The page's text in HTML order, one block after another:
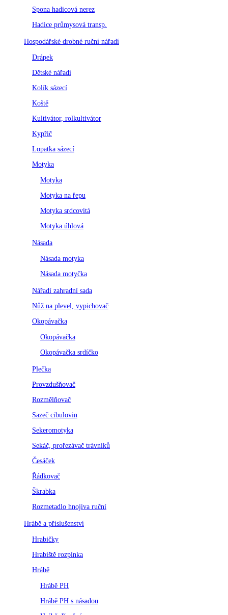
Spona hadicová nerez
Hadice průmysová transp.
Hospodářské drobné ruční nářadí
Drápek
Dětské nářadí
Kolík sázecí
Koště
Kultivátor, rolkultivátor
Kypřič
Lopatka sázecí
Motyka
Motyka
Motyka na řepu
Motyka srdcovitá
Motyka úhlová
Násada
Násada motyka
Násada motyčka
Nářadí zahradní sada
Nůž na plevel, vypichovač
Okopávačka
Okopávačka
Okopávačka srdíčko
Plečka
Provzdušňovač
Rozmělňovač
Sazeč cibulovin
Sekeromotyka
Sekáč, prořezávač trávníků
Česáček
Řádkovač
Škrabka
Rozmetadlo hnojiva ruční
Hrábě a příslušenství
Hrabičky
Hrabiště rozpínka
Hrábě
Hrábě PH
Hrábě PH s násadou